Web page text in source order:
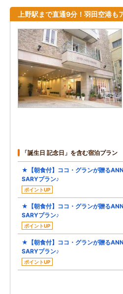
上野駅まで直通9分！羽田空港
「誕生日 記念日」を含む宿泊プラン
★【朝食付】ココ・グランが贈る
SARYプラン♪
ポイントUP
★【朝食付】ココ・グランが贈る
SARYプラン♪
ポイントUP
★【朝食付】ココ・グランが贈る
SARYプラン♪
ポイントUP